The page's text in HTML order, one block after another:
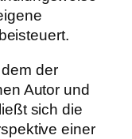
der
Autor und
sich die
einer